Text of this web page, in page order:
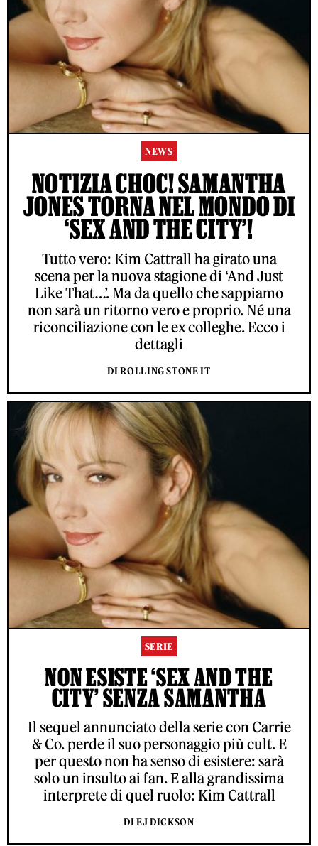
NEWS
NOTIZIA CHOC! SAMANTHA
JONES TORNA NEL MONDO DI
‘SEX AND THE CITY’!
Tutto vero: Kim Cattrall ha girato una
scena per la nuova stagione di ‘And Just
Like That…’. Ma da quello che sappiamo
non sarà un ritorno vero e proprio. Né una
riconciliazione con le ex colleghe. Ecco i
dettagli
DI ROLLING STONE IT
SERIE
NON ESISTE ‘SEX AND THE
CITY’ SENZA SAMANTHA
Il sequel annunciato della serie con Carrie
& Co. perde il suo personaggio più cult. E
per questo non ha senso di esistere: sarà
solo un insulto ai fan. E alla grandissima
interprete di quel ruolo: Kim Cattrall
DI EJ DICKSON